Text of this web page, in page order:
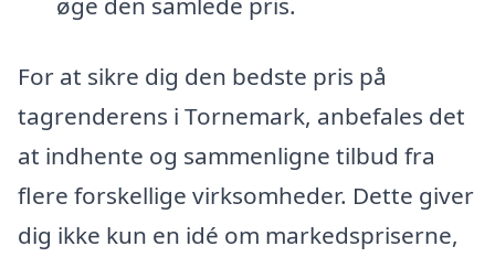
For at sikre dig den bedste pris på
tagrenderens i Tornemark, anbefales det
at indhente og sammenligne tilbud fra
flere forskellige virksomheder. Dette giver
dig ikke kun en idé om markedspriserne,